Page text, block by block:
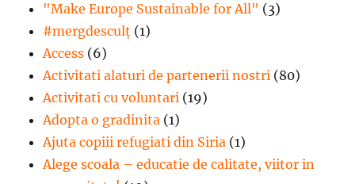
"Make Europe Sustainable for All" (3)
#mergdesculţ (1)
Access (6)
Activitati alaturi de partenerii nostri (80)
Activitati cu voluntari (19)
Adopta o gradinita (1)
Ajuta copiii refugiati din Siria (1)
Alege scoala – educatie de calitate, viitor in